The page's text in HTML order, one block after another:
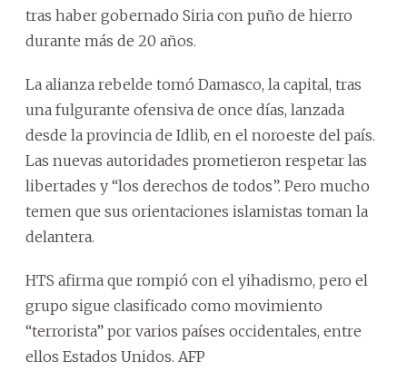
tras haber gobernado Siria con puño de hierro
durante más de 20 años.
La alianza rebelde tomó Damasco, la capital, tras
una fulgurante ofensiva de once días, lanzada
desde la provincia de Idlib, en el noroeste del país.
Las nuevas autoridades prometieron respetar las
libertades y “los derechos de todos”. Pero mucho
temen que sus orientaciones islamistas toman la
delantera.
HTS afirma que rompió con el yihadismo, pero el
grupo sigue clasificado como movimiento
“terrorista” por varios países occidentales, entre
ellos Estados Unidos. AFP